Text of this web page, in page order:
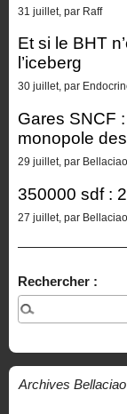
31 juillet, par Raff
Et si le BHT
l’iceberg
30 juillet, par
Gares SNCF
monopole
29 juillet, par Bellaciao
350000 sdf :
27 juillet, par Bellaciao
Rechercher :
Archives